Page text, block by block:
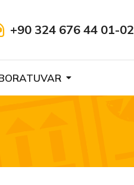
+90 324 676 44 01-02